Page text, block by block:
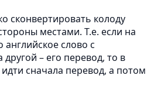
сконвертировать колоду
местами. Т.е. если на
слово с
– его перевод, то в
сначала перевод, а потом